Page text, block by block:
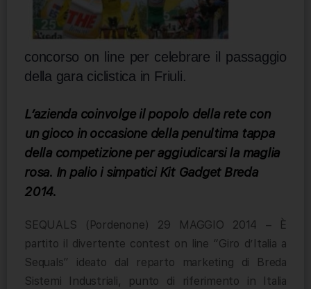
concorso on line per celebrare il passaggio
della gara ciclistica in Friuli.
L’azienda coinvolge il popolo della rete con
un gioco in occasione della penultima tappa
della competizione per aggiudicarsi la maglia
rosa. In palio i simpatici Kit Gadget Breda
2014.
SEQUALS (Pordenone) 29 MAGGIO 2014 – È
partito il divertente contest on line “Giro d’Italia a
Sequals” ideato dal reparto marketing di Breda
Sistemi Industriali, punto di riferimento in Italia